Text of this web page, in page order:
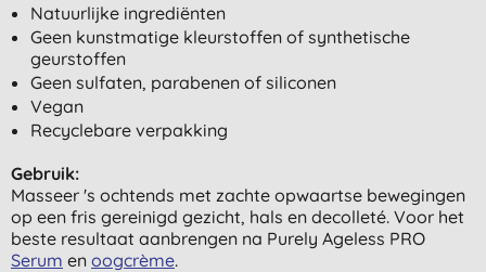
Natuurlijke ingrediënten
Geen kunstmatige kleurstoffen of synthetische
geurstoffen
Geen sulfaten, parabenen of siliconen
Vegan
Recyclebare verpakking
Gebruik:
Masseer 's ochtends met zachte opwaartse bewegingen
op een fris gereinigd gezicht, hals en decolleté. Voor het
beste resultaat aanbrengen na Purely Ageless PRO
Serum en oogcrème.